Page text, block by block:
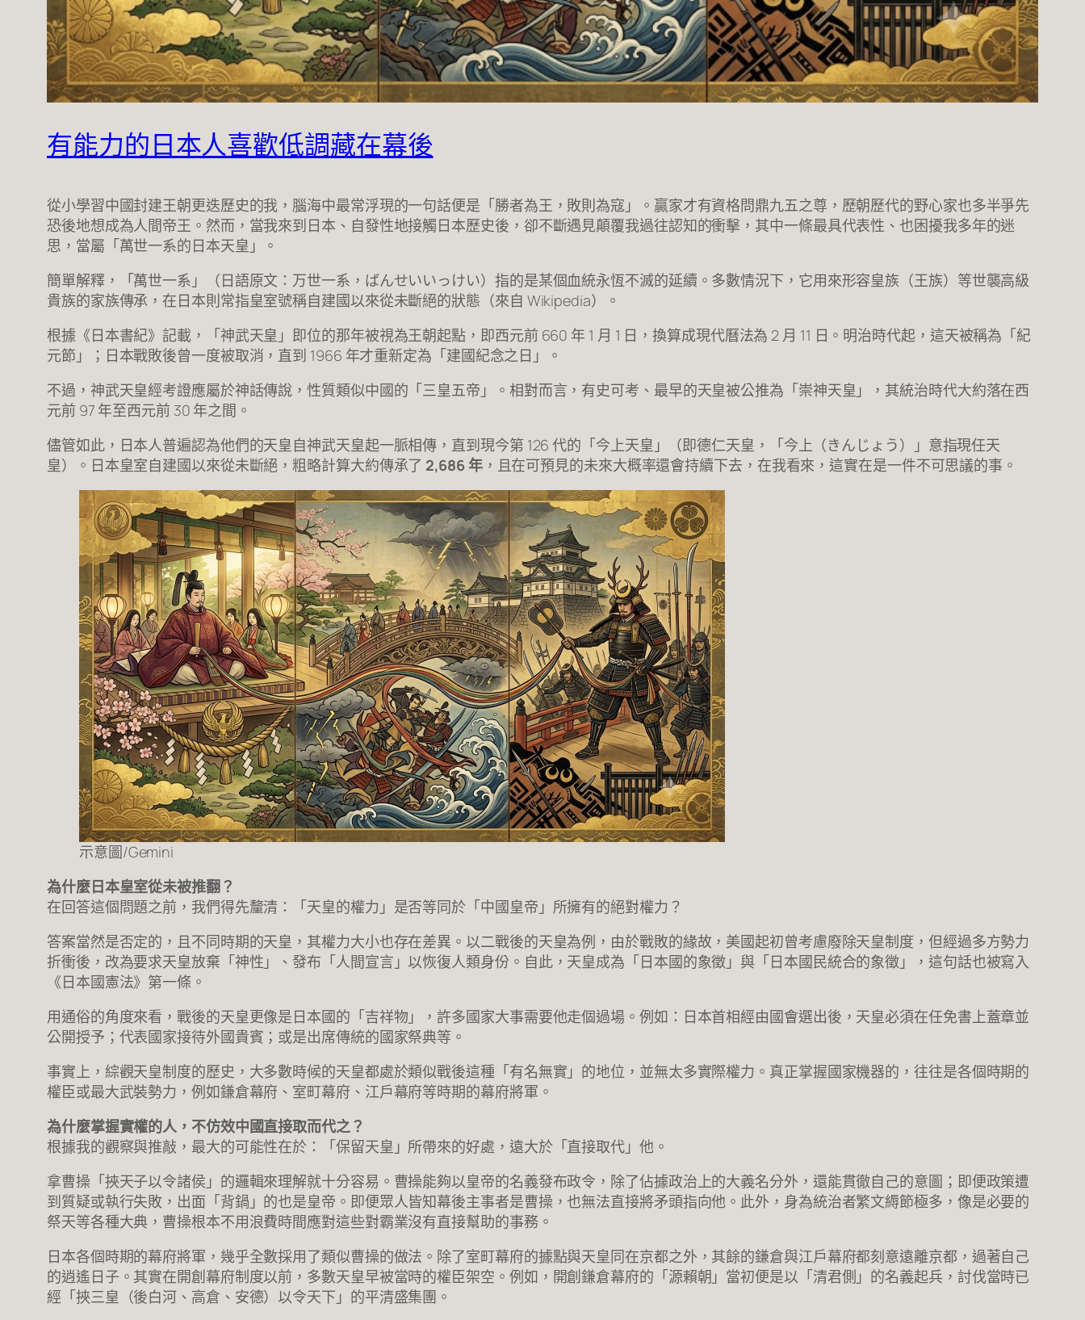
有能力的日本人喜歡低調藏在幕後
從小學習中國封建王朝更迭歷史的我，腦海中最常浮現的一句話便是「勝者為王，敗則為寇」。贏家才有資格問鼎九五之尊，歷朝歷代的野心家也多半爭先
恐後地想成為人間帝王。然而，當我來到日本、自發性地接觸日本歷史後，卻不斷遇見顛覆我過往認知的衝擊，其中一條最具代表性、也困擾我多年的迷
思，當屬「萬世一系的日本天皇」。
簡單解釋，「萬世一系」（日語原文：万世一系，ばんせいいっけい）指的是某個血統永恆不滅的延續。多數情況下，它用來形容皇族（王族）等世襲高級
貴族的家族傳承，在日本則常指皇室號稱自建國以來從未斷絕的狀態（來自 Wikipedia）。
根據《日本書紀》記載，「神武天皇」即位的那年被視為王朝起點，即西元前 660 年 1 月 1 日，換算成現代曆法為 2 月 11 日。明治時代起，這天被稱為「紀
元節」；日本戰敗後曾一度被取消，直到 1966 年才重新定為「建國紀念之日」。
不過，神武天皇經考證應屬於神話傳說，性質類似中國的「三皇五帝」。相對而言，有史可考、最早的天皇被公推為「崇神天皇」，其統治時代大約落在西
元前 97 年至西元前 30 年之間。
儘管如此，日本人普遍認為他們的天皇自神武天皇起一脈相傳，直到現今第 126 代的「今上天皇」（即德仁天皇，「今上（きんじょう）」意指現任天
皇）。日本皇室自建國以來從未斷絕，粗略計算大約傳承了 2,686 年，且在可預見的未來大概率還會持續下去，在我看來，這實在是一件不可思議的事。
示意圖/Gemini
為什麼日本皇室從未被推翻？
在回答這個問題之前，我們得先釐清：「天皇的權力」是否等同於「中國皇帝」所擁有的絕對權力？
答案當然是否定的，且不同時期的天皇，其權力大小也存在差異。以二戰後的天皇為例，由於戰敗的緣故，美國起初曾考慮廢除天皇制度，但經過多方勢力
折衝後，改為要求天皇放棄「神性」、發布「人間宣言」以恢復人類身份。自此，天皇成為「日本國的象徵」與「日本國民統合的象徵」，這句話也被寫入
《日本國憲法》第一條。
用通俗的角度來看，戰後的天皇更像是日本國的「吉祥物」，許多國家大事需要他走個過場。例如：日本首相經由國會選出後，天皇必須在任免書上蓋章並
公開授予；代表國家接待外國貴賓；或是出席傳統的國家祭典等。
事實上，綜觀天皇制度的歷史，大多數時候的天皇都處於類似戰後這種「有名無實」的地位，並無太多實際權力。真正掌握國家機器的，往往是各個時期的
權臣或最大武裝勢力，例如鎌倉幕府、室町幕府、江戶幕府等時期的幕府將軍。
為什麼掌握實權的人，不仿效中國直接取而代之？
根據我的觀察與推敲，最大的可能性在於：「保留天皇」所帶來的好處，遠大於「直接取代」他。
拿曹操「挾天子以令諸侯」的邏輯來理解就十分容易。曹操能夠以皇帝的名義發布政令，除了佔據政治上的大義名分外，還能貫徹自己的意圖；即便政策遭
到質疑或執行失敗，出面「背鍋」的也是皇帝。即便眾人皆知幕後主事者是曹操，也無法直接將矛頭指向他。此外，身為統治者繁文縟節極多，像是必要的
祭天等各種大典，曹操根本不用浪費時間應對這些對霸業沒有直接幫助的事務。
日本各個時期的幕府將軍，幾乎全數採用了類似曹操的做法。除了室町幕府的據點與天皇同在京都之外，其餘的鎌倉與江戶幕府都刻意遠離京都，過著自己
的逍遙日子。其實在開創幕府制度以前，多數天皇早被當時的權臣架空。例如，開創鎌倉幕府的「源賴朝」當初便是以「清君側」的名義起兵，討伐當時已
經「挾三皇（後白河、高倉、安德）以令天下」的平清盛集團。